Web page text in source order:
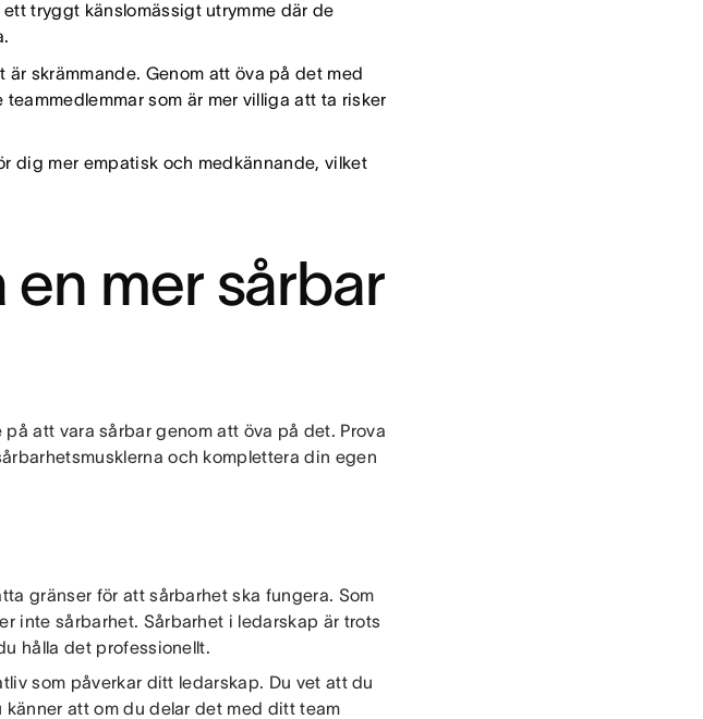
ett tryggt känslomässigt utrymme där de
är skrämmande. Genom att öva på det med
som är mer villiga att ta risker
dig mer empatisk och medkännande, vilket
en mer sårbar
att vara sårbar genom att öva på det. Prova
och komplettera din egen
gränser för att sårbarhet ska fungera. Som
inte sårbarhet. Sårbarhet i ledarskap är trots
hålla det professionellt.
som påverkar ditt ledarskap. Du vet att du
att om du delar det med ditt team